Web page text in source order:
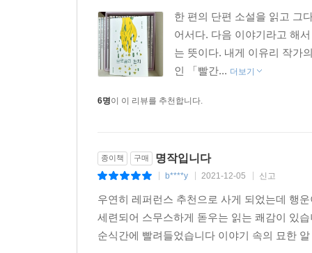
싶다는 이구아나를 본 ‘나’는 고민에 빠진다. “나
엉킨 매듭”(소설가 구병모 추천사)을 환상으로 가
서로를 구원하는 우연한 유대
것을 나는 새삼 깨달았고 그 사실이 왠지 재미있고
―「왜가리 클럽」
“엉킨 매듭”을 마주한 다음엔 어떻게 될까. 이
같이 버림받은 이구아나가 ‘나’의 새로운 의
여자친구이자 사회복지사인 ‘나’, ‘나’가 돌보는
한 편의 단편 소설을 읽고 그
어서다. 다음 이야기라고 해
는 뜻이다. 내게 이유리 작가
인 「빨간... 더보기
6명이 이 리뷰를 추천합니다.
종이책 구매 명작입니다
b****y 2021-12-05 신고
우연히 레퍼런스 추천으로 사게 되었는데 행
세련되어 스무스하게 돋우는 읽는 쾌감이 있
순식간에 빨려들었습니다 이야기 속의 묘한